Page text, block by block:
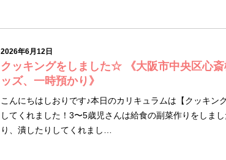
2026年6月12日
クッキングをしました☆ 《大阪市中央区心
ッズ、一時預かり》
こんにちはしおりです♪本日のカリキュラムは【クッキン
してくれました！3〜5歳児さんは給食の副菜作りをしま
り、潰したりしてくれまし…